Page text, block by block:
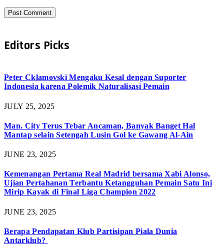
Editors Picks
Peter Cklamovski Mengaku Kesal dengan Suporter
Indonesia karena Polemik Naturalisasi Pemain
JULY 25, 2025
Man. City Terus Tebar Ancaman, Banyak Banget Hal
Mantap selain Setengah Lusin Gol ke Gawang Al-Ain
JUNE 23, 2025
Kemenangan Pertama Real Madrid bersama Xabi Alonso,
Ujian Pertahanan Terbantu Ketangguhan Pemain Satu Ini
Mirip Kayak di Final Liga Champion 2022
JUNE 23, 2025
Berapa Pendapatan Klub Partisipan Piala Dunia
Antarklub?